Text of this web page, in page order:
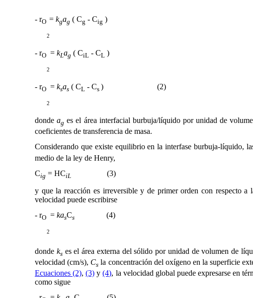
- rO = kgag ( Cg - Cig )
2
- rO = kLag ( CiL - CL )
2
- rO = ksas ( CL - Cs ) (2)
2
dondeag es el área interfacial burbuja/líquido por unidad de
coeficientes de transferencia de masa.
Considerando que existe equilibrio en la interfase burbuja-líquido,
medio de la ley de Henry,
Cig = HCiL (3)
y que la reacción es irreversible y de primer orden con respecto a
velocidad puede escribirse
- rO = kasCs (4)
2
donde kses el área externa del sólido por unidad de volumen de
velocidad (cm/s), Cs la concentración del oxígeno en la superficie
Ecuaciones (2),(3) y(4), la velocidad global puede expresarse en
como sigue